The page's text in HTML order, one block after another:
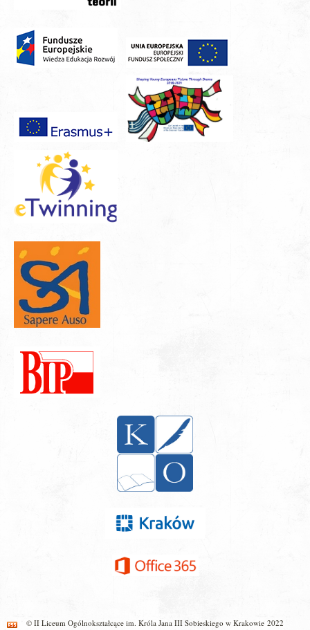
© II Liceum Ogólnokształcące im. Króla Jana III Sobieskiego w Krakowie 2022